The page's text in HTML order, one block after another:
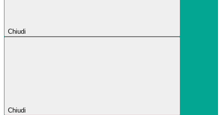
Chiudi
Chiudi